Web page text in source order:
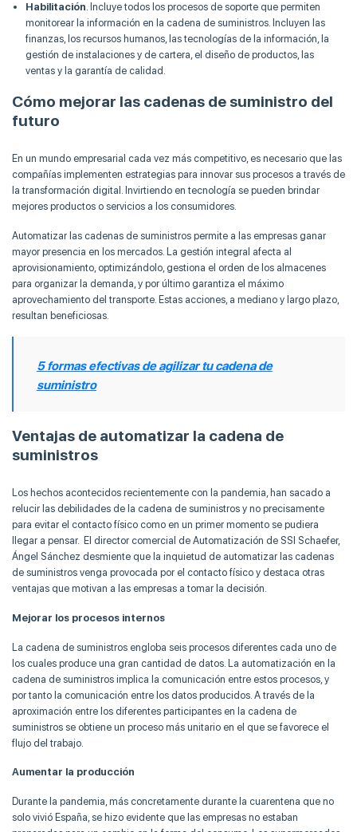
Habilitación. Incluye todos los procesos de soporte que permiten
monitorear la información en la cadena de suministros. Incluyen las
finanzas, los recursos humanos, las tecnologías de la información, la
gestión de instalaciones y de cartera, el diseño de productos, las
ventas y la garantía de calidad.
Cómo mejorar las cadenas de suministro del
futuro
En un mundo empresarial cada vez más competitivo, es necesario que las
compañías implementen estrategias para innovar sus procesos a través de
la transformación digital. Invirtiendo en tecnología se pueden brindar
mejores productos o servicios a los consumidores.
Automatizar las cadenas de suministros permite a las empresas ganar
mayor presencia en los mercados. La gestión integral afecta al
aprovisionamiento, optimizándolo, gestiona el orden de los almacenes
para organizar la demanda, y por último garantiza el máximo
aprovechamiento del transporte. Estas acciones, a mediano y largo plazo,
resultan beneficiosas.
5 formas efectivas de agilizar tu cadena de
suministro
Ventajas de automatizar la cadena de
suministros
Los hechos acontecidos recientemente con la pandemia, han sacado a
relucir las debilidades de la cadena de suministros y no precisamente
para evitar el contacto físico como en un primer momento se pudiera
llegar a pensar. El director comercial de Automatización de SSI Schaefer,
Ángel Sánchez desmiente que la inquietud de automatizar las cadenas
de suministros venga provocada por el contacto físico y destaca otras
ventajas que motivan a las empresas a tomar la decisión.
Mejorar los procesos internos
La cadena de suministros engloba seis procesos diferentes cada uno de
los cuales produce una gran cantidad de datos. La automatización en la
cadena de suministros implica la comunicación entre estos procesos, y
por tanto la comunicación entre los datos producidos. A través de la
aproximación entre los diferentes participantes en la cadena de
suministros se obtiene un proceso más unitario en el que se favorece el
flujo del trabajo.
Aumentar la producción
Durante la pandemia, más concretamente durante la cuarentena que no
solo vivió España, se hizo evidente que las empresas no estaban